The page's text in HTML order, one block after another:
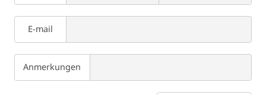
E-mail
Anmerkungen